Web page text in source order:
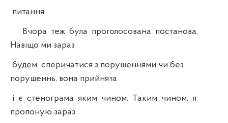
питання.
Вчора теж була проголосована постанова.
Навіщо ми зараз
будем сперичатися з порушеннями чи без
порушеннь, вона прийнята
і є стенограма яким чином. Таким чином, я
пропоную зараз